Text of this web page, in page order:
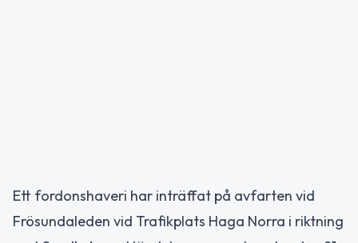
Ett fordonshaveri har inträffat på avfarten vid
Frösundaleden vid Trafikplats Haga Norra i riktning